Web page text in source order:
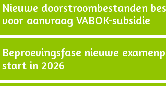
Nieuwe doorstroombestanden
voor aanvraag VABOK-subsidie
Beproevingsfase nieuwe
start in 2026